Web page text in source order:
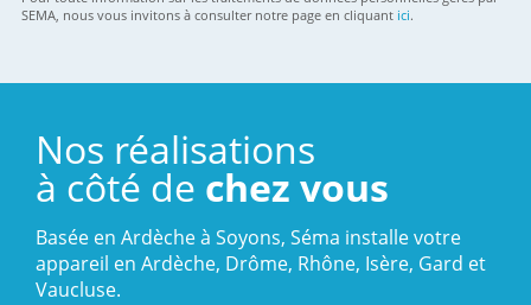
SEMA, nous vous invitons à consulter notre page en cliquant ici.
Nos réalisations
à côté de chez vous
Basée en Ardèche à Soyons, Séma installe votre
appareil en Ardèche, Drôme, Rhône, Isère, Gard et
Vaucluse.